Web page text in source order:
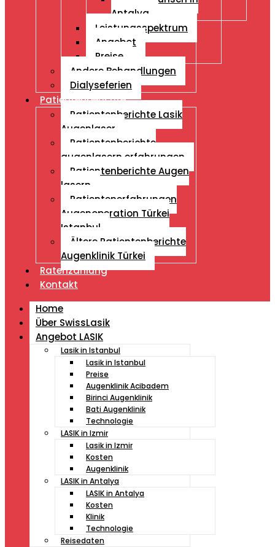
Antalya
Leistungsspektrum
Angebot
Preise
Andere Behandlungen
Dialyseferien
Patientenberichte
Patientenberichte Lasik
Augenlaser
Patientenberichte
augenlasern erfahrungen
Patientenberichte Augen
lasern
Patientenerfahrungen
Augenoperation Türkei
Istanbul
Ältere Patientenberichte
Augenklinik Türkei
Ratenzahlung
Kontakt
Home
Über SwissLasik
Angebot LASIK
Lasik in Istanbul
Lasik in Istanbul
Preise
Augenklinik Acibadem
Birinci Augenklinik
Bati Augenklinik
Technologie
LASIK in Izmir
Lasik in Izmir
Kosten
Augenklinik
LASIK in Antalya
LASIK in Antalya
Kosten
Klinik
Technologie
Reisedaten